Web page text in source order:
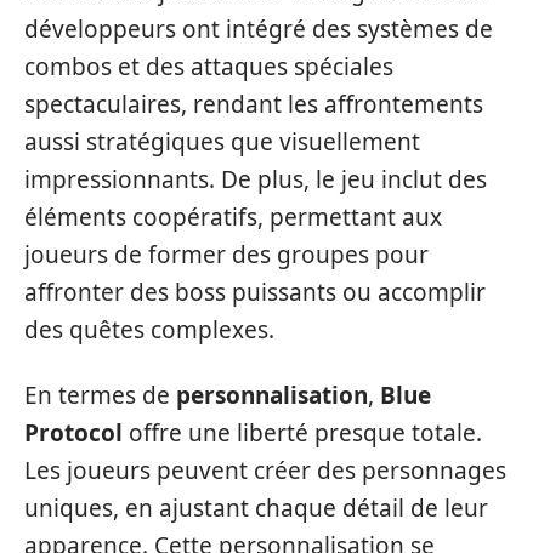
développeurs ont intégré des systèmes de
combos et des attaques spéciales
spectaculaires, rendant les affrontements
aussi stratégiques que visuellement
impressionnants. De plus, le jeu inclut des
éléments coopératifs, permettant aux
joueurs de former des groupes pour
affronter des boss puissants ou accomplir
des quêtes complexes.
En termes de personnalisation, Blue
Protocol offre une liberté presque totale.
Les joueurs peuvent créer des personnages
uniques, en ajustant chaque détail de leur
apparence. Cette personnalisation se